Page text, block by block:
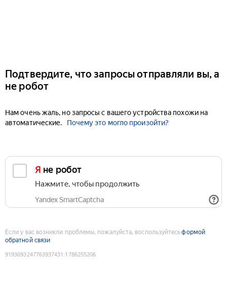
Подтвердите, что запросы отправляли вы, а
не робот
Нам очень жаль, но запросы с вашего устройства похожи на
автоматические.
Почему это могло произойти?
Я не робот
Нажмите, чтобы продолжить
Yandex SmartCaptcha
Если у вас возникли проблемы, пожалуйста, воспользуйтесьформой
обратной связи
9193093247763937431 :1786255206